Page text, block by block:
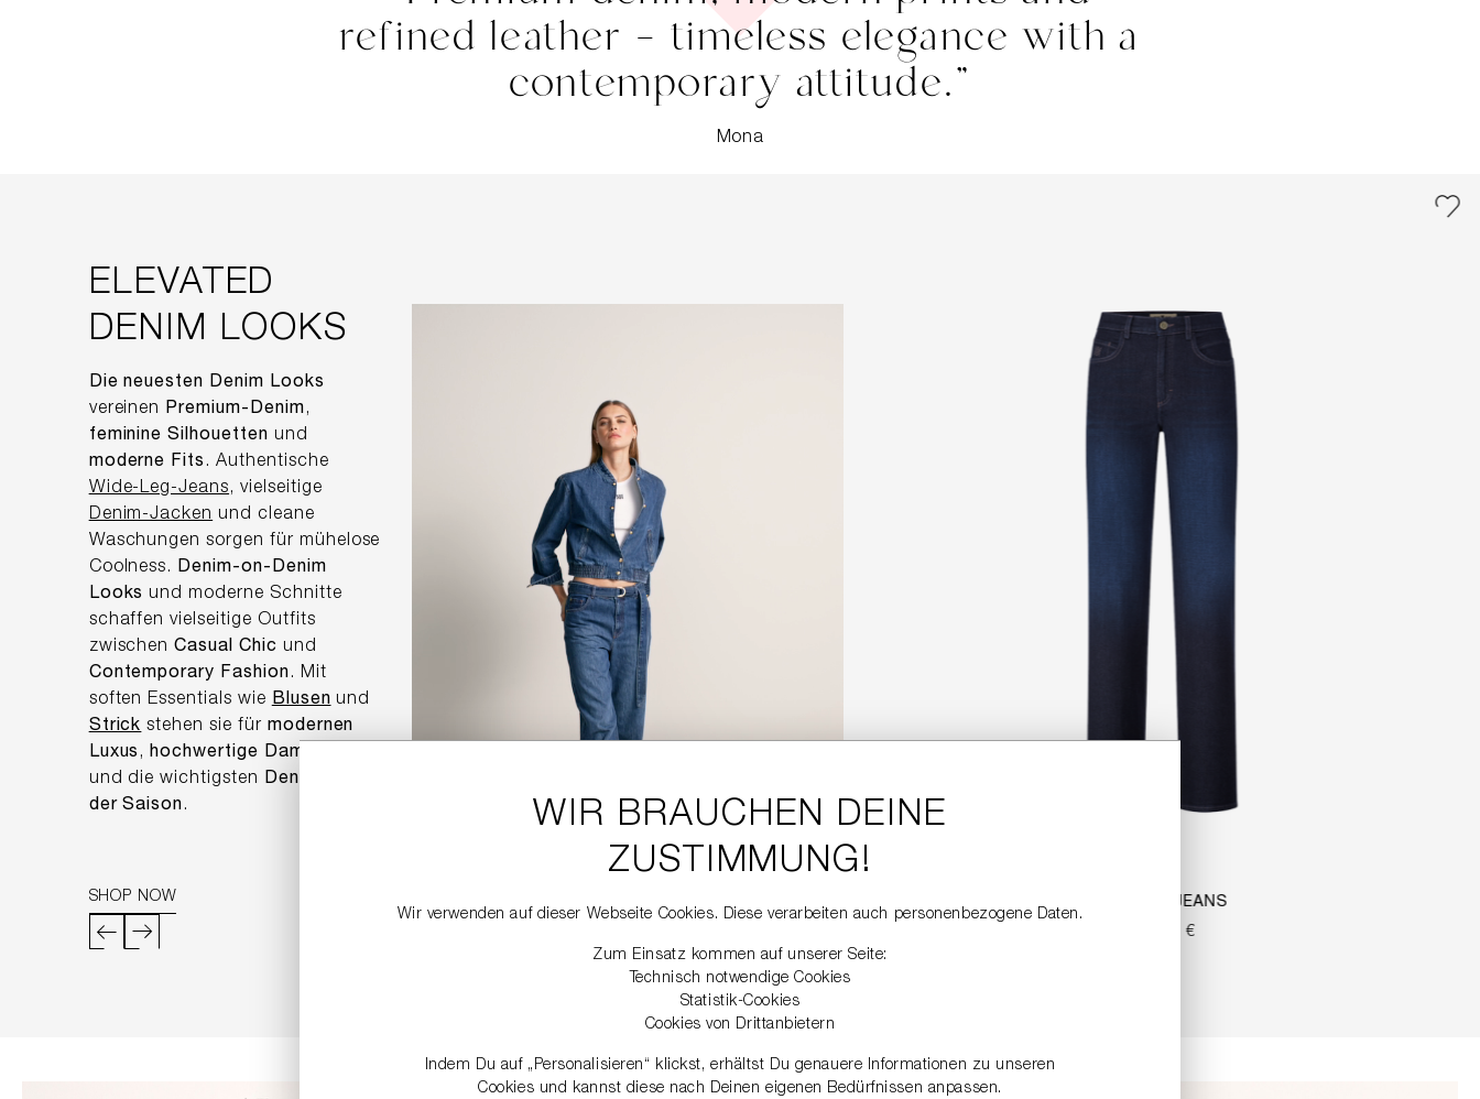
refined leather — timeless elegance with a
contemporary attitude.
Mona
ELEVATED
DENIM LOOKS
Die neuesten Denim Looks
vereinen Premium-Denim,
feminine Silhouetten und
moderne Fits . Authentische
Wide-Leg-Jeans, vielseitige
Denim-Jackenund cleane
Waschungen sorgen für mühelose
Coolness. Denim-on-Denim
Looks und moderne Schnitte
schaffen vielseitige Outfits
zwischenCasual Chic und
Contemporary Fashion. Mit
soften Essentials wieBlusenund
Strickstehen sie für modernen
Luxus ,hochwertige Damenmode
und die wichtigsten Denim Trends
der Saison.
SHOP NOW
STIEFEL AUS VELOURSLEDER
SLIM-FIT JEANS
229,99 €
WIR BRAUCHEN DEINE
ZUSTIMMUNG!
Wir verwenden auf dieser Webseite Cookies. Diese verarbeiten auch personenbezogene Daten.
Zum Einsatz kommen auf unserer Seite:
Technisch notwendige Cookies
Statistik-Cookies
Cookies von Drittanbietern
Indem Du auf „Personalisieren“ klickst, erhältst Du genauere Informationen zu unseren
Cookies und kannst diese nach Deinen eigenen Bedürfnissen anpassen.